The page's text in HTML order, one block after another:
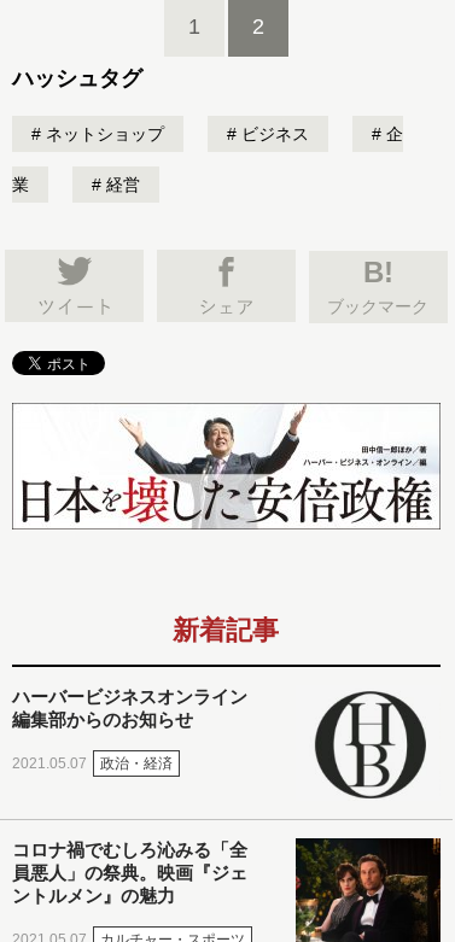
1 2
ハッシュタグ
ネットショップ ビジネス 企
業 経営
B!
ブックマーク
新着記事
ハーバービジネスオンライン
編集部からのお知らせ
2021.05.07 政治・経済
コロナ禍でむしろ沁みる「全
員悪人」の祭典。映画『ジェ
ントルメン』の魅力